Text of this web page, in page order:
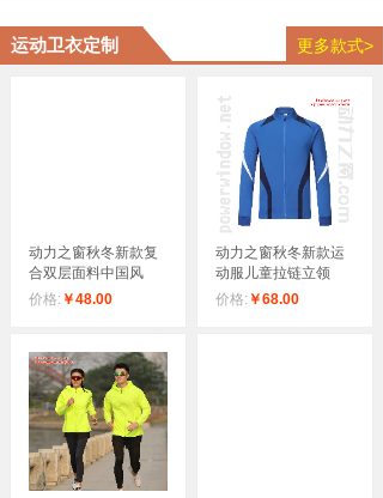
尚轻薄吸湿速
价格:
￥25.00
气速干夜光圆领短
价格: ￥35.00
动力之窗秋冬新款复
合双层面料中国风
价格: ￥48.00
动力之窗秋冬新款运
动服儿童拉链立领
价格: ￥68.00
更多款式>
运动卫衣定制​​​